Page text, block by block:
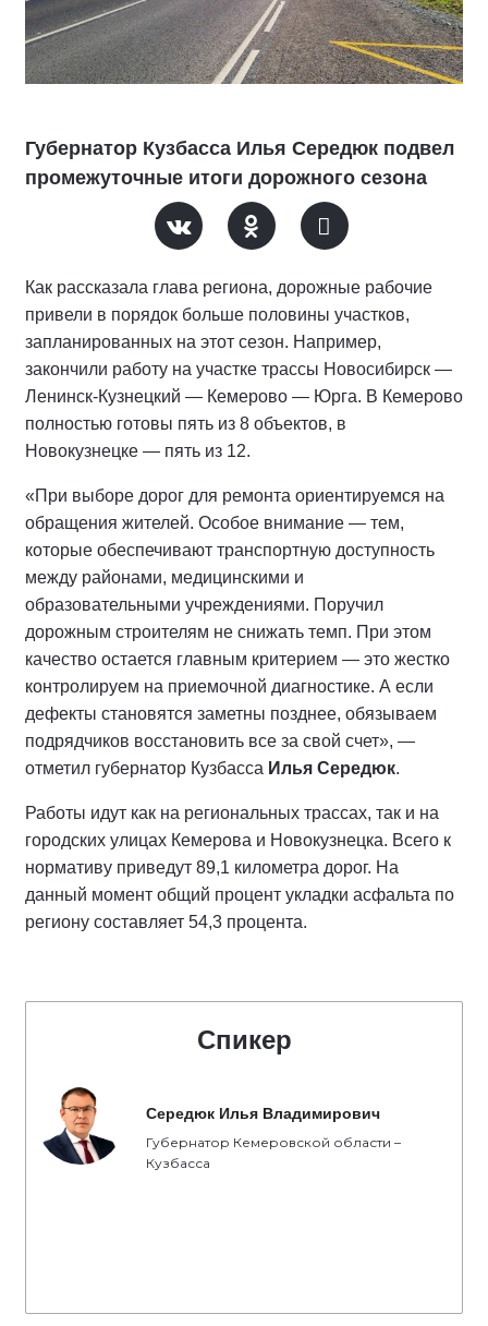
Губернатор Кузбасса Илья Середюк подвел
промежуточные итоги дорожного сезона
Как рассказала глава региона, дорожные рабочие
привели в порядок больше половины участков,
запланированных на этот сезон. Например,
закончили работу на участке трассы Новосибирск —
Ленинск-Кузнецкий — Кемерово — Юрга. В Кемерово
полностью готовы пять из 8 объектов, в
Новокузнецке — пять из 12.
«При выборе дорог для ремонта ориентируемся на
обращения жителей. Особое внимание — тем,
которые обеспечивают транспортную доступность
между районами, медицинскими и
образовательными учреждениями. Поручил
дорожным строителям не снижать темп. При этом
качество остается главным критерием — это жестко
контролируем на приемочной диагностике. А если
дефекты становятся заметны позднее, обязываем
подрядчиков восстановить все за свой счет», —
отметил губернатор Кузбасса Илья Середюк.
Работы идут как на региональных трассах, так и на
городских улицах Кемерова и Новокузнецка. Всего к
нормативу приведут 89,1 километра дорог. На
данный момент общий процент укладки асфальта по
региону составляет 54,3 процента.
Спикер
Середюк Илья Владимирович
Губернатор Кемеровской области –
Кузбасса